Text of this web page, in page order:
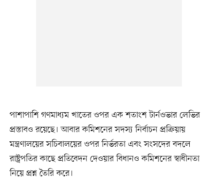
পাশাপাশি গণমাধ্যম খাতের ওপর এক শতাংশ টার্নওভার লেভির
প্রস্তাবও রয়েছে। আবার কমিশনের সদস্য নির্বাচন প্রক্রিয়ায়
মন্ত্রণালয়ের সচিবালয়ের ওপর নির্ভরতা এবং সংসদের বদলে
রাষ্ট্রপতির কাছে প্রতিবেদন দেওয়ার বিধানও কমিশনের স্বাধীনতা
নিয়ে প্রশ্ন তৈরি করে।